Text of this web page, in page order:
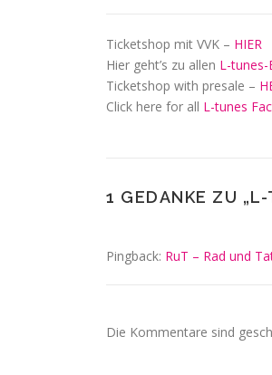
Ticketshop mit VVK – HIER
Hier geht’s zu allen L-
Ticketshop with presale –
Click here for all L-tunes
1 GEDANKE ZU „L-
Pingback: RuT – Rad und
Die Kommentare sind